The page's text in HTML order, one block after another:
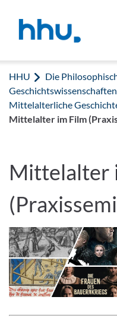
HHU
Die
Geschichtswissenschaften
Mittelalterliche
Mittelalter im Film
Mittelalter